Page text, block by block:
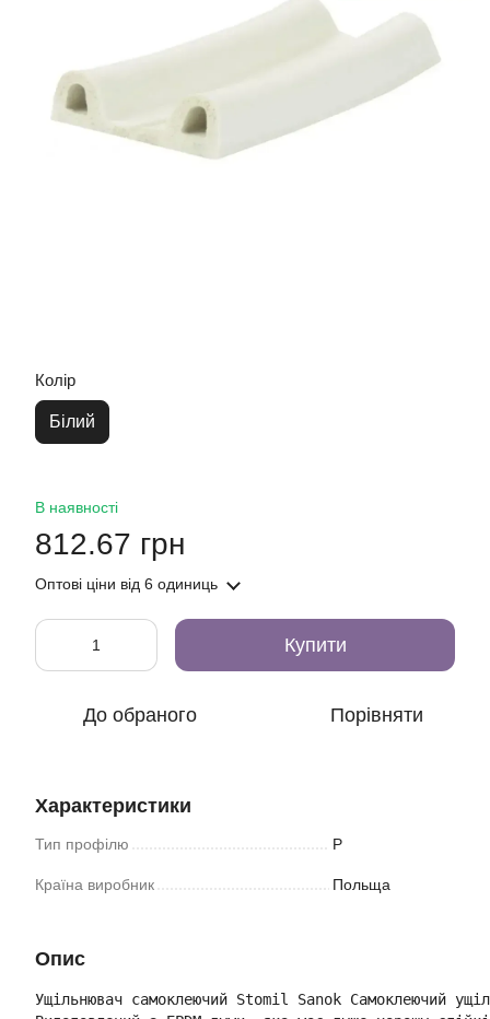
Колір
Білий
В наявності
812.67 грн
Оптові ціни від 6 одиниць
Купити
До обраного Порівняти
Характеристики
Тип профілю P
Країна виробник Польща
Опис
Ущільнювач самоклеючий Stomil Sanok Самоклеючий